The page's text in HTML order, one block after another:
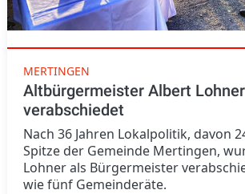
MERTINGEN
Altbürgermeister Albert Lohner
verabschiedet
Nach 36 Jahren Lokalpolitik, davon
Spitze der Gemeinde Mertingen,
Lohner als Bürgermeister
wie fünf Gemeinderäte.